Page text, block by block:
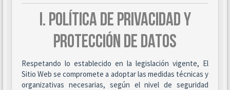
I. POLÍTICA DE PRIVACIDAD Y
PROTECCIÓN DE DATOS
Respetando lo establecido en la legislación vigente, El
Sitio Web se compromete a adoptar las medidas técnicas y
organizativas necesarias, según el nivel de seguridad